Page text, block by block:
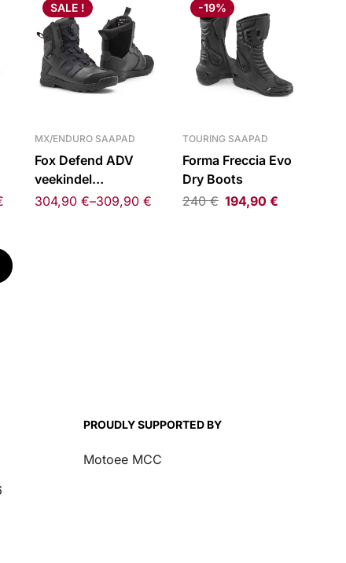
SALE !
MX/ENDURO SAAPAD
Fox Defend ADV
veekindel
krossisaapad must
304,90 €–309,90 €
-19%
TOURING SAAPAD
Forma Freccia Evo
Dry Boots
240€ 194,90 €
PROUDLY SUPPORTED BY
Motoee MCC